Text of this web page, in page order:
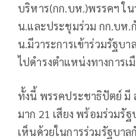
บริหาร(กก.บห.)พรรคฯ ใน
น.และประชุมร่วม กก.บห.
น.มีวาระการเข้าร่วมรัฐบ
ไปดำรงตำแหน่งทางการเ
ทั้งนี้ พรรคประชาธิปัตย์ มี
มาก 21 เสียง พร้อมร่วมรัฐ
เห็นด้วยในการร่วมรัฐบา